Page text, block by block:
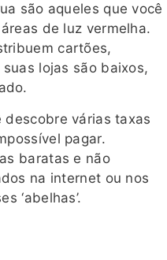
são aqueles que você
de luz vermelha.
cartões,
lojas são baixos,
descobre várias taxas
pagar.
baratas e não
na internet ou nos
‘abelhas’.